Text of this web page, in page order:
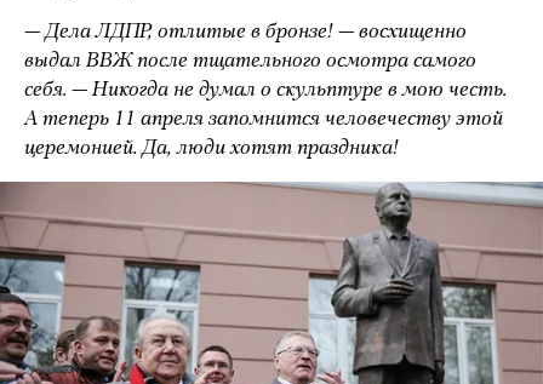
— Дела ЛДПР, отлитые в бронзе! — восхищенно
выдал ВВЖ после тщательного осмотра самого
себя. — Никогда не думал о скульптуре в мою честь.
А теперь 11 апреля запомнится человечеству этой
церемонией. Да, люди хотят праздника!